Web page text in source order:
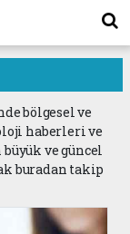
bölgesel ve
haberleri ve
ve güncel
buradan takip